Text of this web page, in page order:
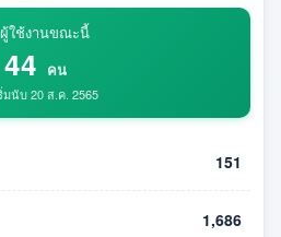
ผู้ใช้งานขณะนี้
44 คน
มนับ 20 ส.ค. 2565
151
1,686